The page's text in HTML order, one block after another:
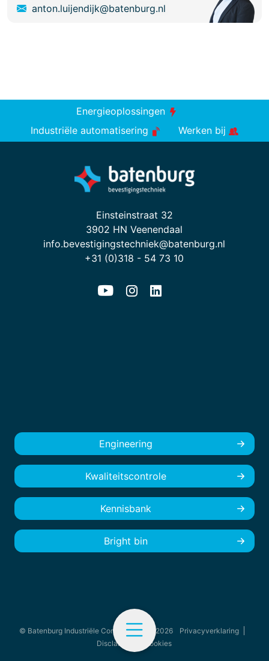
anton.luijendijk@batenburg.nl
Energieoplossingen
Industriële automatisering
Werken bij
Einsteinstraat 32
3902 HN Veenendaal
info.bevestigingstechniek@batenburg.nl
+31 (0)318 - 54 73 10
Engineering
Kwaliteitscontrole
Kennisbank
Bright bin
© Batenburg Industriële Componenten - 2026
Privacyverklaring
Disclaimer
Cookies